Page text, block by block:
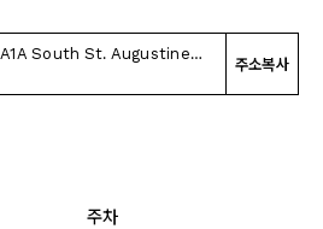
South St. Augustine
주소복사
주차